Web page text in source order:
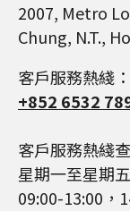
2007, Metro
Chung, N.T.,
客戶服務熱綫：
+852 6532
客戶服務熱綫
星期一至星期
09:00-13:00，